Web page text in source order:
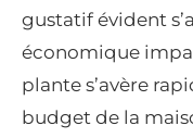
gustatif évident
économique
plante s’avère
budget de la